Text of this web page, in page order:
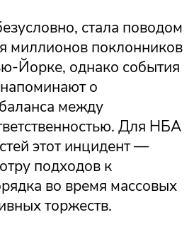
стала поводом
миллионов поклонников
Йорке, однако события
о
между
Для НБА
этот инцидент —
подходов к
во время массовых
торжеств.